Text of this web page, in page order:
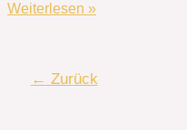
Weiterlesen »
← Zurück